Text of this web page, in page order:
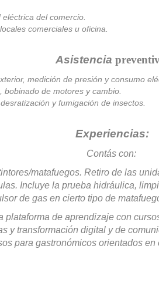
del comercio.
comerciales u oficina.
Asistencia
medición de presión y consumo
de motores y cambio.
y fumigación de insectos.
Experiencias:
Contás con:
matafuegos. Retiro de las
Incluye la prueba hidráulica,
de gas en cierto tipo de
de aprendizaje con
ytransformación digital y de
para gastronómicos orientados